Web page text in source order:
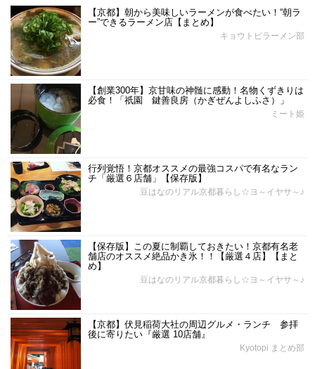
【京都】朝から美味しいラーメンが食べたい！“朝ラ
ー”できるラーメン店【まとめ】
キョウトピラーメン部
【創業300年】京甘味の神髄に感動！名物くずきりは
必食！「祇園 鍵善良房（かぎぜんよしふさ）」
ミート姫
行列覚悟！京都オススメの最強コスパで有名なラン
チ「厳選６店舗」【保存版】
豆はなのリアル京都暮らし☆ヨ～イヤサ～♪
【保存版】この夏に制覇しておきたい！京都有名老
舗店のオススメ絶品かき氷！！【厳選４店】【まと
め】
豆はなのリアル京都暮らし☆ヨ～イヤサ～♪
【京都】伏見稲荷大社の周辺グルメ・ランチ 参拝
後に寄りたい『厳選 10店舗』
Kyotopi まとめ部